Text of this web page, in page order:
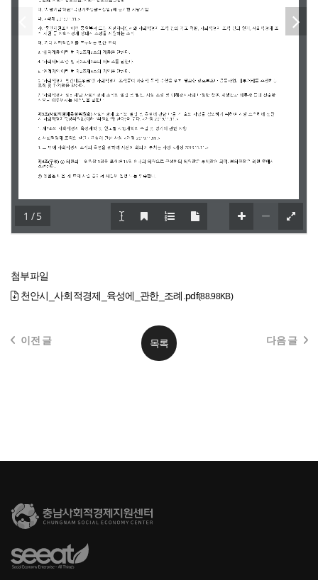
1 / 5
첨부파일
천안시_사회적경제_육성에_관한_조례.pdf(88.98KB)
이전 글 목록 다음 글